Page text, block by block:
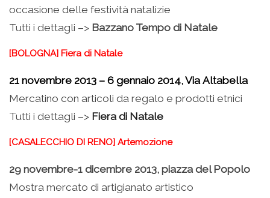
occasione delle festività natalizie
Tutti i dettagli –> Bazzano Tempo di Natale
[BOLOGNA] Fiera di Natale
21 novembre 2013 – 6 gennaio 2014, Via Altabella
Mercatino con articoli da regalo e prodotti etnici
Tutti i dettagli –> Fiera di Natale
[CASALECCHIO DI RENO] Artemozione
29 novembre-1 dicembre 2013, piazza del Popolo
Mostra mercato di artigianato artistico